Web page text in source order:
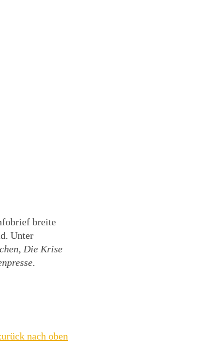
breite
Unter
, Die Krise
.
nach oben